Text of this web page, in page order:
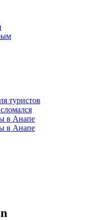
туристов
в Анапе
в Анапе